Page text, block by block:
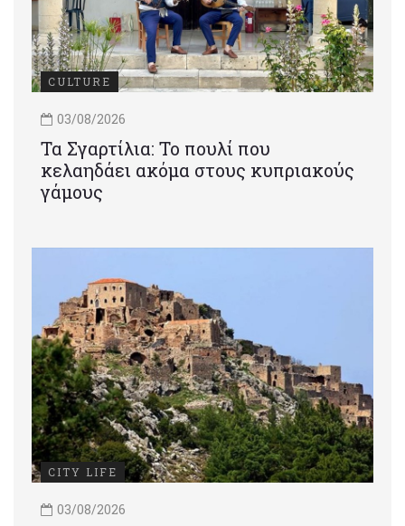
CULTURE
03/08/2026
Τα Σγαρτίλια: Το πουλί που
κελαηδάει ακόμα στους κυπριακούς
γάμους
CITY LIFE
03/08/2026